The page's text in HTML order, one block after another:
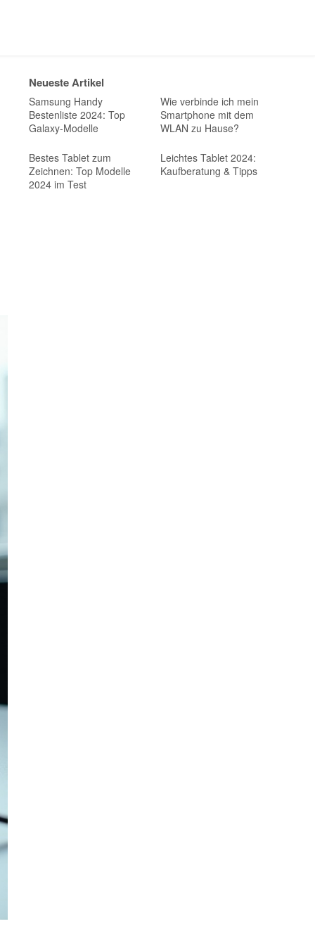
Neueste Artikel
Samsung Handy
Bestenliste 2024: Top
Galaxy-Modelle
Wie verbinde ich mein
Smartphone mit dem
WLAN zu Hause?
Bestes Tablet zum
Zeichnen: Top Modelle
2024 im Test
Leichtes Tablet 2024:
Kaufberatung & Tipps